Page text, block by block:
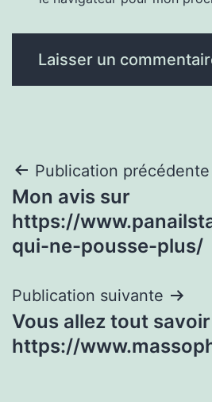
Navigation
de
l’article
Publication précédente
Mon avis sur
https://
qui-ne-pousse-plus/
Publication suivante
Vous allez tout savoir
https://